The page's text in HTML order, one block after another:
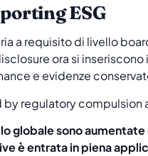
ESG
a requisito di livello
ora si
e evidenze
globale sono
è entrata in piena